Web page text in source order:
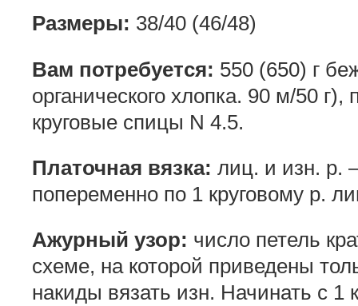
Размеры: 38/40 (46/48)
Вам потребуется: 550 (650) г
органического хлопка. 90 м/50
круговые спицы N 4.5.
Платочная вязка: лиц. и изн. р.
попеременно по 1 круговому р.
Ажурный узор: число петель
схеме, на которой приведены
накиды вязать изн. Начинать с 1